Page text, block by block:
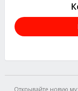
Открывайте новую